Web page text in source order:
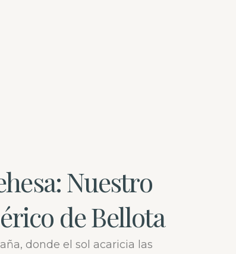
Nuestro
de Bellota
donde el sol acaricia las